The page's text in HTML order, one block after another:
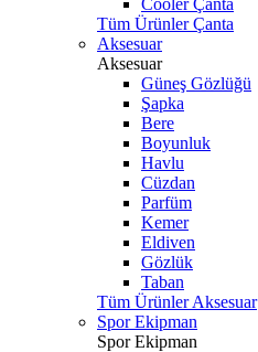
Cooler Çanta
Tüm Ürünler Çanta
Aksesuar
Aksesuar
Güneş Gözlüğü
Şapka
Bere
Boyunluk
Havlu
Cüzdan
Parfüm
Kemer
Eldiven
Gözlük
Taban
Tüm Ürünler Aksesuar
Spor Ekipman
Spor Ekipman